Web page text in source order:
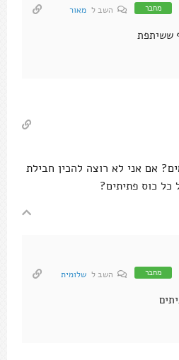
מחבר השב ל מאור
ששיתפת
אם אני לא רוצה להכין חבילת
כוס פתיתים?
מחבר השב ל שלומית